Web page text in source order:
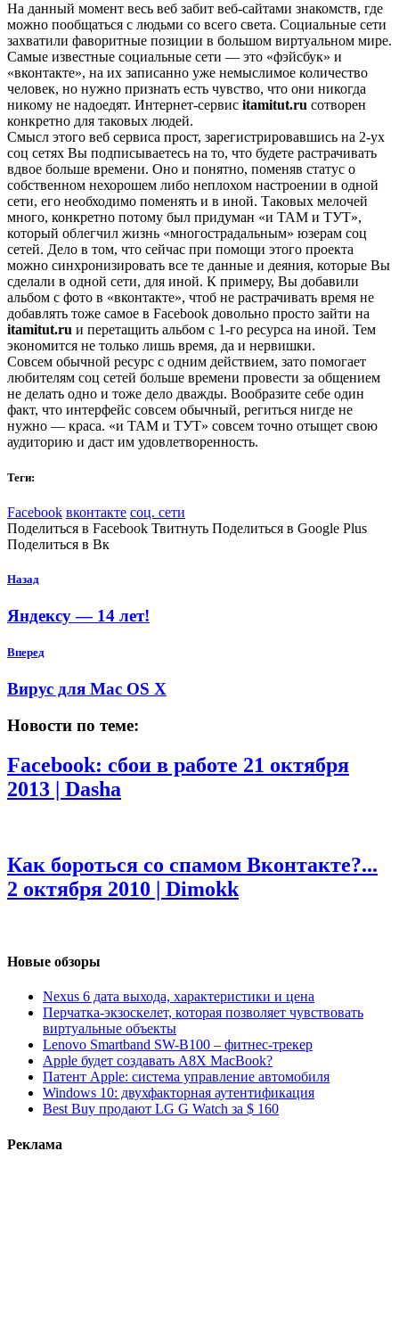
На данный момент весь веб забит веб-сайтами знакомств, где
можно пообщаться с людьми со всего света. Социальные сети
захватили фаворитные позиции в большом виртуальном мире.
Самые известные социальные сети — это «фэйсбук» и
«вконтакте», на их записанно уже немыслимое количество
человек, но нужно признать есть чувство, что они никогда
никому не надоедят. Интернет-сервис itamitut.ru сотворен
конкретно для таковых людей.
Смысл этого веб сервиса прост, зарегистрировавшись на 2-ух
соц сетях Вы подписываетесь на то, что будете растрачивать
вдвое больше времени. Оно и понятно, поменяв статус о
собственном нехорошем либо неплохом настроении в одной
сети, его необходимо поменять и в иной. Таковых мелочей
много, конкретно потому был придуман «и ТАМ и ТУТ»,
который облегчил жизнь «многострадальным» юзерам соц
сетей. Дело в том, что сейчас при помощи этого проекта
можно синхронизировать все те данные и деяния, которые Вы
сделали в одной сети, для иной. К примеру, Вы добавили
альбом с фото в «вконтакте», чтоб не растрачивать время не
добавлять тоже самое в Facebook довольно просто зайти на
itamitut.ru и перетащить альбом с 1-го ресурса на иной. Тем
экономится не только лишь время, да и нервишки.
Совсем обычной ресурс с одним действием, зато помогает
любителям соц сетей больше времени провести за общением
не делать одно и тоже дело дважды. Вообразите себе один
факт, что интерфейс совсем обычный, региться нигде не
нужно — краса. «и ТАМ и ТУТ» совсем точно отыщет свою
аудиторию и даст им удовлетворенность.
Теги:
Facebook вконтакте соц. сети
Поделиться в Facebook Твитнуть Поделиться в Google Plus
Поделиться в Вк
Назад
Яндексу — 14 лет!
Вперед
Вирус для Mac OS X
Новости по теме:
Facebook: сбои в работе 21 октября
2013 | Dasha
Как бороться со спамом Вконтакте?...
2 октября 2010 | Dimokk
Новые обзоры
Nexus 6 дата выхода, характеристики и цена
Перчатка-экзоскелет, которая позволяет чувствовать
виртуальные объекты
Lenovo Smartband SW-B100 – фитнес-трекер
Apple будет создавать A8X MacBook?
Патент Apple: система управление автомобиля
Windows 10: двухфакторная аутентификация
Best Buy продают LG G Watch за $ 160
Реклама